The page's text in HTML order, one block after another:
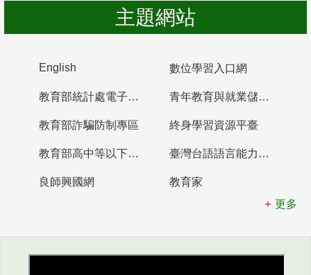
主題網站
English 數位學習入口網
教育部統計處電子書櫃 青年教育與就業儲蓄帳戶
教育部詐騙防制專區 終身學習資源平臺
教育部高中等以下學校及幼兒園教師資格檢定考試 臺灣台語語言能力認證網站
良師興國網
教育家
更多